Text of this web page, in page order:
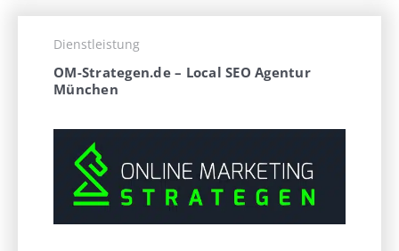
Dienstleistung
OM-Strategen.de – Local SEO Agentur
München